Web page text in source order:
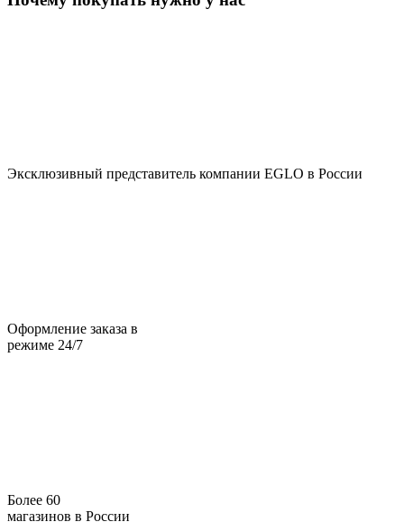
Эксклюзивный представитель компании EGLO в России
Оформление заказа в
режиме 24/7
Более 60
магазинов в России